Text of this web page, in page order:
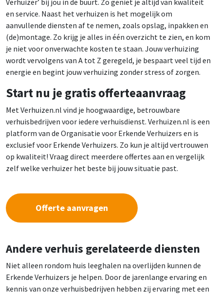
en service. Naast het verhuizen is het mogelijk om
aanvullende diensten af te nemen, zoals opslag, inpakken en
(de)montage. Zo krijg je alles in één overzicht te zien, en kom
je niet voor onverwachte kosten te staan. Jouw verhuizing
wordt vervolgens van A tot Z geregeld, je bespaart veel tijd en
energie en begint jouw verhuizing zonder stress of zorgen.
Start nu je gratis offerteaanvraag
Met Verhuizen.nl vind je hoogwaardige, betrouwbare
verhuisbedrijven voor iedere verhuisdienst. Verhuizen.nl is een
platform van de Organisatie voor Erkende Verhuizers en is
exclusief voor Erkende Verhuizers. Zo kun je altijd vertrouwen
op kwaliteit! Vraag direct meerdere offertes aan en vergelijk
zelf welke verhuizer het beste bij jouw situatie past.
Offerte aanvragen
Andere verhuis gerelateerde diensten
Niet alleen rondom huis leeghalen na overlijden kunnen de
Erkende Verhuizers je helpen. Door de jarenlange ervaring en
kennis van onze verhuisbedrijven hebben zij ervaring met een